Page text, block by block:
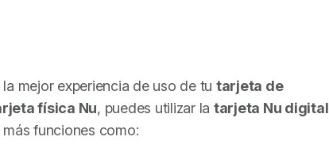
mejor experiencia de uso de tu tarjeta de
física Nu, puedes utilizar la tarjeta Nu digital
funciones como: